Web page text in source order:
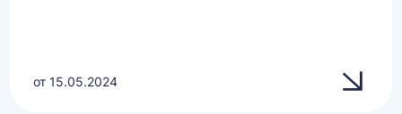
от 15.05.2024